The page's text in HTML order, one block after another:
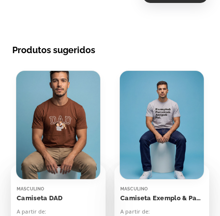
Produtos sugeridos
MASCULINO
Camiseta DAD
A partir de:
MASCULINO
Camiseta Exemplo & Parceiro & Amigo & Pai
A partir de: